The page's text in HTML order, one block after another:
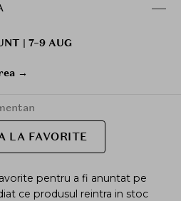
| 7–9 AUG
→
LA FAVORITE
pentru a fi anuntat pe
ce produsul reintra in stoc